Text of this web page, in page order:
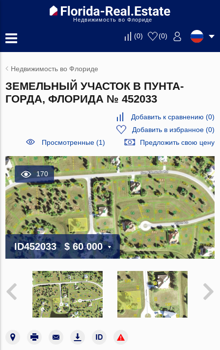
Недвижимость во Флориде
(0) (0)
Недвижимость во Флориде
ЗЕМЕЛЬНЫЙ УЧАСТОК В ПУНТА-
ГОРДА, ФЛОРИДА № 452033
Добавить к сравнению (0)
Добавить в избранное(0)
Просмотренные (1)
Предложить свою цену
170
ID452033 $ 60 000